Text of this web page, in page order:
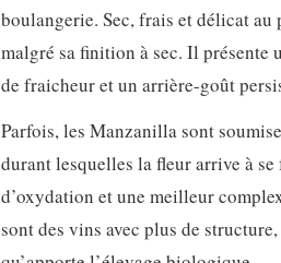
boulangerie. Sec, frais et délicat au
malgré sa finition à sec. Il présente
de fraicheur et un arrière-goût
Parfois, les Manzanilla sont
durant lesquelles la fleur arrive à
d’oxydation et une meilleur
sont des vins avec plus de